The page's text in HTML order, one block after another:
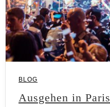
BLOG
Ausgehen in Paris